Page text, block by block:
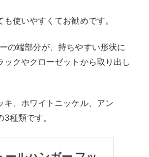
使いやすくてお勧めです。
端部分が、持ちやすい形状に
ックやクローゼットから取り出し
キ、ホワイトニッケル、アン
種類です。